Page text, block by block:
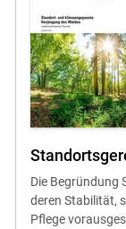
Die Begründung
deren Stabilität,
Pflege